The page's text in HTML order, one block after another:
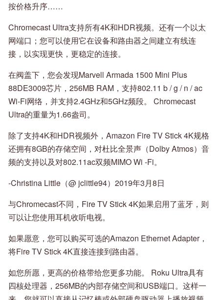
按价格升序……
Chromecast Ultra支持所有4K和HDR视频。还有一个以太
网端口；您可以使用它在设备和路由器之间建立有线连
接，以实现更快，更稳定的连接。
在阀盖下，您会发现Marvell Armada 1500 Mini Plus
88DE3009芯片，256MB RAM，支持802.11 b / g / n / ac
Wi-Fi网络，并支持2.4GHz和5GHz频段。 Chromecast
Ultra的重量为1.66盎司。
除了支持4K和HDR视频外，Amazon Fire TV Stick 4K规格
还拥有8GB的存储空间，对杜比全景声（Dolby Atmos）音
频的支持以及对802.11ac双频MIMO Wi -Fi。
-Christina Little（@ jclittle94）2019年3月8日
与Chromecast不同，Fire TV Stick 4K如果启用了蓝牙，则
可以让您使用耳机收听电视。
如果愿意，您可以购买可选的Amazon Ethernet Adapter，
将Fire TV Stick 4K直接连接到路由器。
如您所愿，更高的价格带给您更多功能。 Roku Ultra具有
四核处理器，256MB的内部存储空间和USB端口。这样一